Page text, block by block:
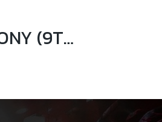
KINGTONY (9TD014MR) ชุดลูกบล็อกยาว ถอดสตัด รู 1/2" 4ตัว/ชุด